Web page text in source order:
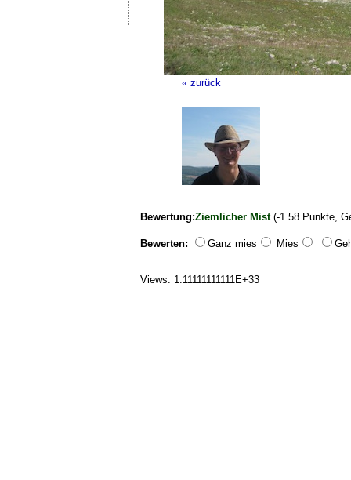
« zurück
Bewertung:Ziemlicher Mist(-1.58 Punkte,
Bewerten: Ganz mies Mies
Views: 1.11111111111E+33